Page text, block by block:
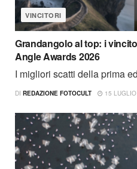
VINCITORI
Grandangolo al top: i
Angle Awards 2026
I migliori scatti della prima
DI REDAZIONE FOTOCULT 15